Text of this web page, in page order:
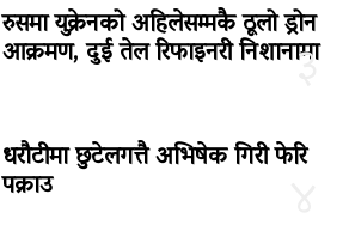
३
रुसमा युक्रेनको अहिलेसम्मकै ठूलो ड्रोन
आक्रमण, दुई तेल रिफाइनरी निशानामा
धरौटीमा छुटेलगत्तै अभिषेक गिरी फेरि
पक्राउ